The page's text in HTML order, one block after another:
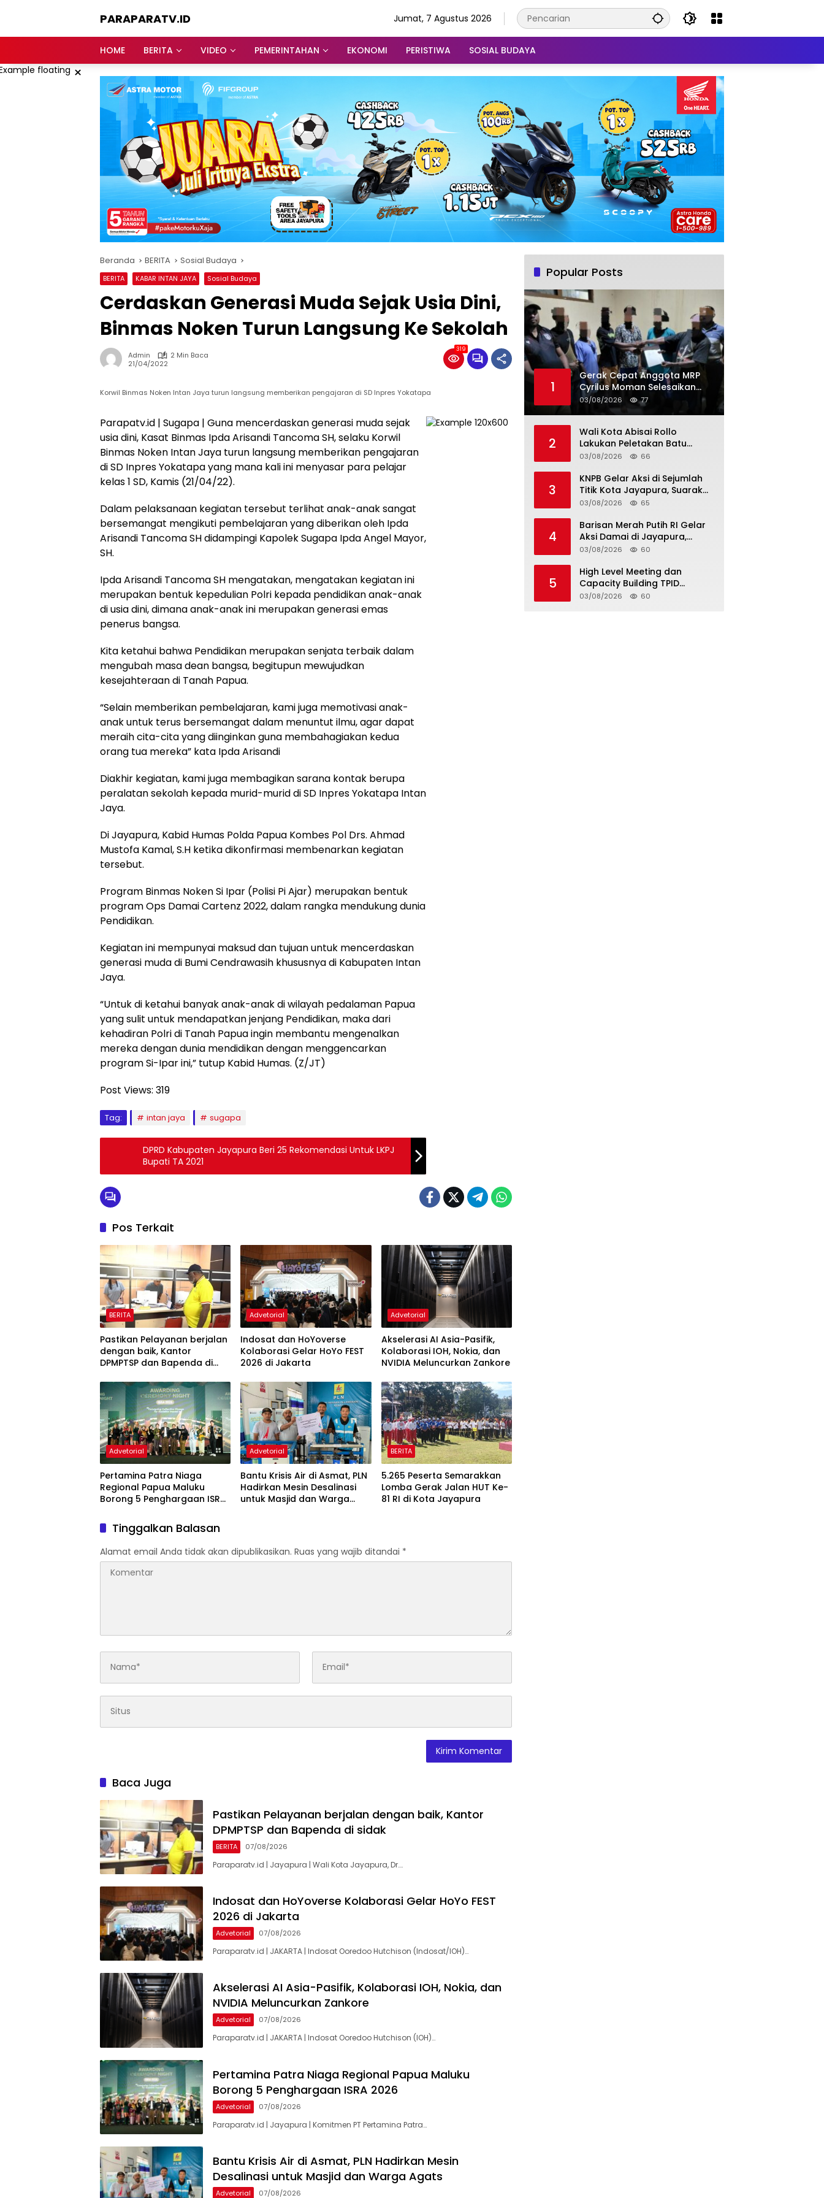
PARAPARATV.ID
Papua
Jumat, 7 Agustus 2026
HOME BERITA VIDEO PEMERINTAHAN EKONOMI PERISTIWA SOSIAL BUDAYA
×
Beranda BERITA Sosial Budaya
BERITA KABAR INTAN JAYA Sosial Budaya
Cerdaskan Generasi Muda Sejak Usia Dini,
Binmas Noken Turun Langsung Ke Sekolah
Admin
2 Min Baca
21/04/2022
319
Korwil Binmas Noken Intan Jaya turun langsung memberikan pengajaran di SD Inpres Yokatapa
Parapatv.id | Sugapa | Guna mencerdaskan generasi muda sejak
usia dini, Kasat Binmas Ipda Arisandi Tancoma SH, selaku Korwil
Binmas Noken Intan Jaya turun langsung memberikan pengajaran
di SD Inpres Yokatapa yang mana kali ini menyasar para pelajar
kelas 1 SD, Kamis (21/04/22).
Dalam pelaksanaan kegiatan tersebut terlihat anak-anak sangat
bersemangat mengikuti pembelajaran yang diberikan oleh Ipda
Arisandi Tancoma SH didampingi Kapolek Sugapa Ipda Angel Mayor,
SH.
Ipda Arisandi Tancoma SH mengatakan, mengatakan kegiatan ini
merupakan bentuk kepedulian Polri kepada pendidikan anak-anak
di usia dini, dimana anak-anak ini merupakan generasi emas
penerus bangsa.
Kita ketahui bahwa Pendidikan merupakan senjata terbaik dalam
mengubah masa dean bangsa, begitupun mewujudkan
kesejahteraan di Tanah Papua.
“Selain memberikan pembelajaran, kami juga memotivasi anak-
anak untuk terus bersemangat dalam menuntut ilmu, agar dapat
meraih cita-cita yang diinginkan guna membahagiakan kedua
orang tua mereka” kata Ipda Arisandi
Diakhir kegiatan, kami juga membagikan sarana kontak berupa
peralatan sekolah kepada murid-murid di SD Inpres Yokatapa Intan
Jaya.
Di Jayapura, Kabid Humas Polda Papua Kombes Pol Drs. Ahmad
Mustofa Kamal, S.H ketika dikonfirmasi membenarkan kegiatan
tersebut.
Program Binmas Noken Si Ipar (Polisi Pi Ajar) merupakan bentuk
program Ops Damai Cartenz 2022, dalam rangka mendukung dunia
Pendidikan.
Kegiatan ini mempunyai maksud dan tujuan untuk mencerdaskan
generasi muda di Bumi Cendrawasih khususnya di Kabupaten Intan
Jaya.
“Untuk di ketahui banyak anak-anak di wilayah pedalaman Papua
yang sulit untuk mendapatkan jenjang Pendidikan, maka dari
kehadiran Polri di Tanah Papua ingin membantu mengenalkan
mereka dengan dunia mendidikan dengan menggencarkan
program Si-Ipar ini,” tutup Kabid Humas. (Z/JT)
Post Views: 319
Tag: intan jaya sugapa
DPRD Kabupaten Jayapura Beri 25 Rekomendasi Untuk LKPJ
Bupati TA 2021
Pos Terkait
BERITA
Pastikan Pelayanan berjalan
dengan baik, Kantor
DPMPTSP dan Bapenda di
Advetorial
Indosat dan HoYoverse
Kolaborasi Gelar HoYo FEST
2026 di Jakarta
Advetorial
Akselerasi AI Asia-Pasifik,
Kolaborasi IOH, Nokia, dan
NVIDIA Meluncurkan Zankore
Advetorial
Pertamina Patra Niaga
Regional Papua Maluku
Borong 5 Penghargaan ISRA
Advetorial
Bantu Krisis Air di Asmat, PLN
Hadirkan Mesin Desalinasi
untuk Masjid dan Warga
BERITA
5.265 Peserta Semarakkan
Lomba Gerak Jalan HUT Ke-
81 RI di Kota Jayapura
Tinggalkan Balasan
Alamat email Anda tidak akan dipublikasikan. Ruas yang wajib ditandai *
Baca Juga
Pastikan Pelayanan berjalan dengan baik, Kantor
DPMPTSP dan Bapenda di sidak
BERITA 07/08/2026
Paraparatv.id | Jayapura | Wali Kota Jayapura, Dr….
Indosat dan HoYoverse Kolaborasi Gelar HoYo FEST
2026 di Jakarta
Advetorial 07/08/2026
Paraparatv.id | JAKARTA | Indosat Ooredoo Hutchison (Indosat/IOH)…
Akselerasi AI Asia-Pasifik, Kolaborasi IOH, Nokia, dan
NVIDIA Meluncurkan Zankore
Advetorial 07/08/2026
Paraparatv.id | JAKARTA | Indosat Ooredoo Hutchison (IOH)…
Pertamina Patra Niaga Regional Papua Maluku
Borong 5 Penghargaan ISRA 2026
Advetorial 07/08/2026
Paraparatv.id | Jayapura | Komitmen PT Pertamina Patra…
Bantu Krisis Air di Asmat, PLN Hadirkan Mesin
Desalinasi untuk Masjid dan Warga Agats
Advetorial 07/08/2026
Popular Posts
1
Gerak Cepat Anggota MRP
Cyrilus Moman Selesaikan
Kasus Dua Mahasiswa Asal
Yapen yang Dikeroyok
03/08/2026 77
2
Wali Kota Abisai Rollo
Lakukan Peletakan Batu
Pertama Gereja GKI Bahtera
Bantuan Rp200 Juta
03/08/2026 66
3
KNPB Gelar Aksi di Sejumlah
Titik Kota Jayapura, Suarakan
Papua Zona Darurat Militer
03/08/2026 65
4
Barisan Merah Putih RI Gelar
Aksi Damai di Jayapura,
Serukan Papua Aman dan
03/08/2026 60
5
High Level Meeting dan
Capacity Building TPID
Kabupaten Biak Numfor:
03/08/2026 60